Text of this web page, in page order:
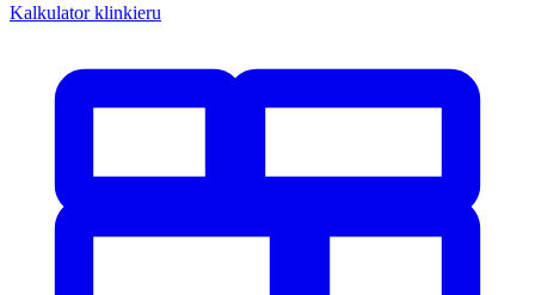
Kalkulator klinkieru